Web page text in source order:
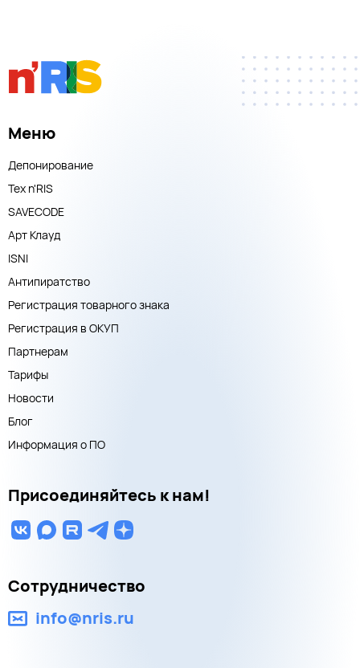
Меню
Депонирование
Тех n'RIS
SAVECODE
Арт Клауд
ISNI
Антипиратство
Регистрация товарного знака
Регистрация в ОКУП
Партнерам
Тарифы
Новости
Блог
Информация о ПО
Присоединяйтесь к нам!
Сотрудничество
info@nris.ru